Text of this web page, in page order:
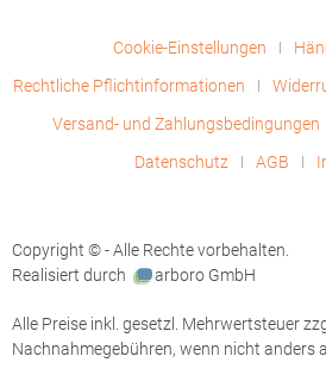
Cookie-Einstellungen
Rechtliche Pflichtinformationen
Versand- und Zahlungsbedingungen
Datenschutz
AGB
Copyright © - Alle Rechte vorbehalten.
Realisiert durch
arboro GmbH
Alle Preise inkl. gesetzl. Mehrwertsteuer
Nachnahmegebühren, wenn nicht anders